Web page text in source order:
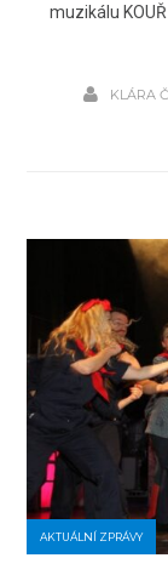
muzikálu
KLÁRA
AKTUÁLNÍ ZPRÁVY